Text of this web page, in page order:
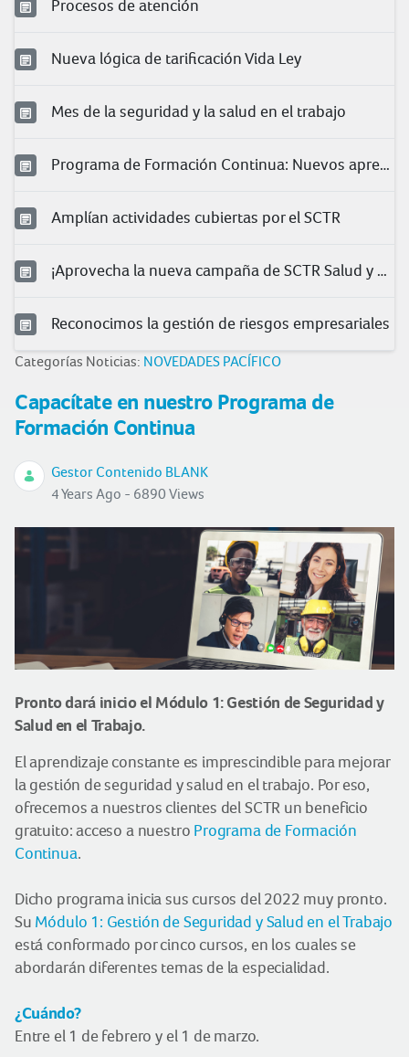
Procesos de atención
Nueva lógica de tarificación Vida Ley
Mes de la seguridad y la salud en el trabajo
Programa de Formación Continua: Nuevos aprendizajes para nuestros clientes
Amplían actividades cubiertas por el SCTR
¡Aprovecha la nueva campaña de SCTR Salud y Pensión!
Reconocimos la gestión de riesgos empresariales
Categorías Noticias: NOVEDADES PACÍFICO
Capacítate en nuestro Programa de
Formación Continua
Gestor Contenido BLANK
4 Years Ago - 6890 Views
Pronto dará inicio el Módulo 1: Gestión de Seguridad y
Salud en el Trabajo.
El aprendizaje constante es imprescindible para mejorar
la gestión de seguridad y salud en el trabajo. Por eso,
ofrecemos a nuestros clientes del SCTR un beneficio
gratuito: acceso a nuestro Programa de Formación
Continua.
Dicho programa inicia sus cursos del 2022 muy pronto.
Su Módulo 1: Gestión de Seguridad y Salud en el Trabajo
está conformado por cinco cursos, en los cuales se
abordarán diferentes temas de la especialidad.
¿Cuándo?
Entre el 1 de febrero y el 1 de marzo.